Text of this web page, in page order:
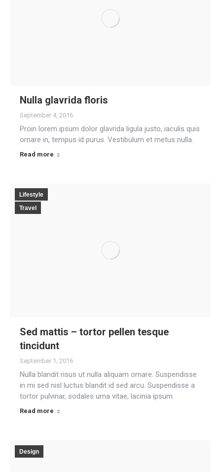
Nulla glavrida floris
September 4, 2016
Proin lorem ipsum dolor glavrida ligula justo, iaculis quis
ornare in, tempus id purus. Vestibulum et metus nulla.
Read more
Lifestyle
Travel
Sed mattis – tortor pellen tesque
tincidunt
September 1, 2016
Nulla blandit risus ut nulla aliquam ornare. Suspendisse
in mi sed nisl luctus blandit id sed arcu. Suspendisse a
tortor pulvinar, sodales urna vitae, lacinia ipsum.
Read more
Design